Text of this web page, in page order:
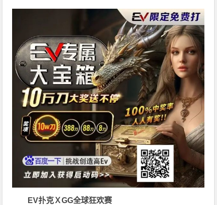
EV扑克ＸGG全球狂欢赛